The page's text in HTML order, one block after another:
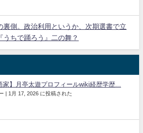
裏側。政治利用というか、次期選書で立
うちで踊ろう』二の舞？
家】月亭太遊プロフィールwiki経歴学歴...
| 1月 17, 2026 に投稿された